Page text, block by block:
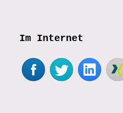
Im Internet